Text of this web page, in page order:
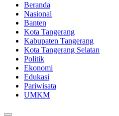
Beranda
Nasional
Banten
Kota Tangerang
Kabupaten Tangerang
Kota Tangerang Selatan
Politik
Ekonomi
Edukasi
Pariwisata
UMKM